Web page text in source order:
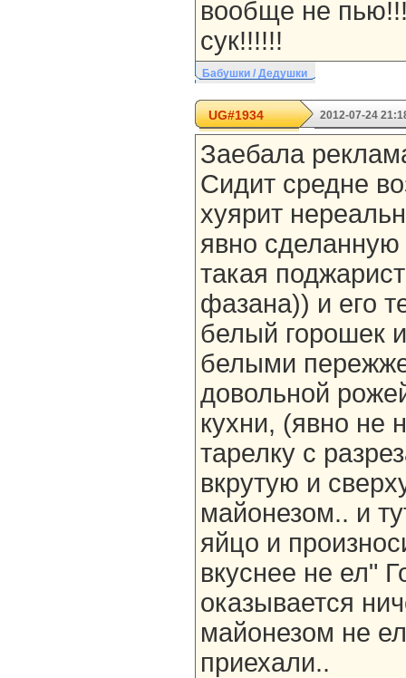
вообще не
сук!!!!!!
Бабушки / Дедушки
UG#1934 2012-07-24
Заебала
Сидит средне
хуярит
явно
такая
фазана)) и его
белый горошек
белыми
довольной
кухни, (явно не
тарелку с
вкрутую и
майонезом.. и
яйцо и
вкуснее не ел"
оказывается
майонезом не
приехали..